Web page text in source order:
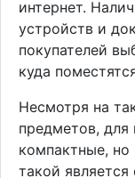
интернет.
устройств и
покупателей
куда
Несмотря на
предметов,
компактные, но
такой